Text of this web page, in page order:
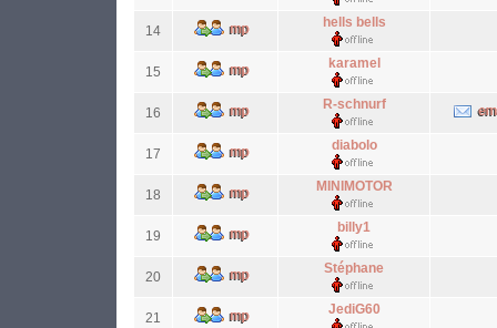
14
hells bells
15
karamel
16
R-schnurf
17
diabolo
18
MINIMOTOR
19
billy1
20
Stéphane
21
JediG60